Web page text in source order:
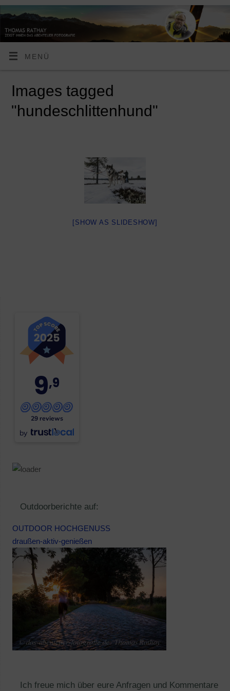
MENÜ
Images tagged
"hundeschlittenhund"
[SHOW AS SLIDESHOW]
9,9
29 reviews
by
Outdoorberichte auf:
OUTDOOR HOCHGENUSS
draußen-aktiv-genießen
Ich freue mich über eure Anfragen und Kommentare